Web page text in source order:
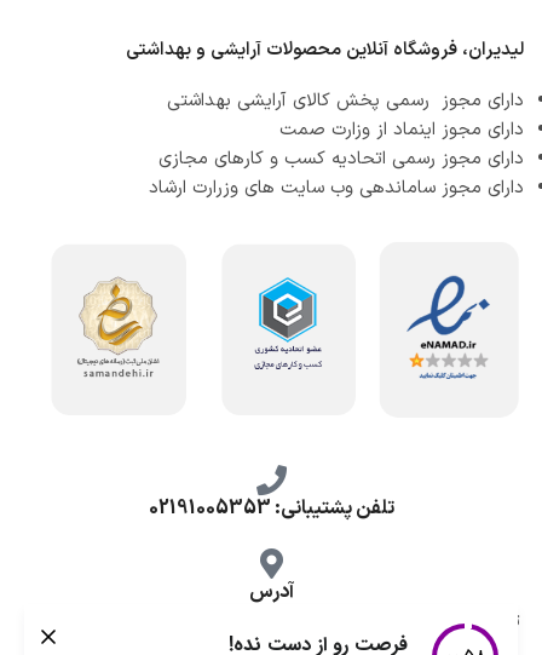
لیدیران، فروشگاه آنلاین محصولات آرایشی و بهداشتی
دارای مجوز رسمی پخش کالای آرایشی بهداشتی
دارای مجوز اینماد از وزارت صمت
دارای مجوز رسمی اتحادیه کسب و کارهای مجازی
دارای مجوز ساماندهی وب سایت های وزرارت ارشاد
تلفن پشتیبانی: 02191005353
آدرس
تهران، طرشت شمالی، خ محمد حسینی، کوچه گلناز شرقی، پلاک 10.